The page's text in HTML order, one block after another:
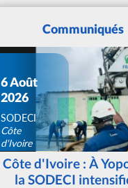
Communiqués
6 Août
2026
SODECI
Côte
d'Ivoire
Côte d'Ivoire : À
la SODECI